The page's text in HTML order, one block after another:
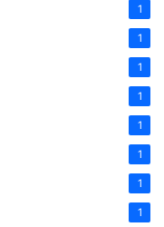
1
1
1
1
1
1
1
1